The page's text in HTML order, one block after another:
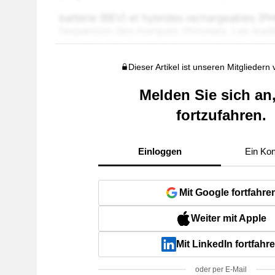
Dieser Artikel ist unseren Mitgliedern
Melden Sie sich
fortzufahren.
Einloggen Ein
Mit Google
Weiter mit Apple
Mit LinkedIn
oder per E-Mail